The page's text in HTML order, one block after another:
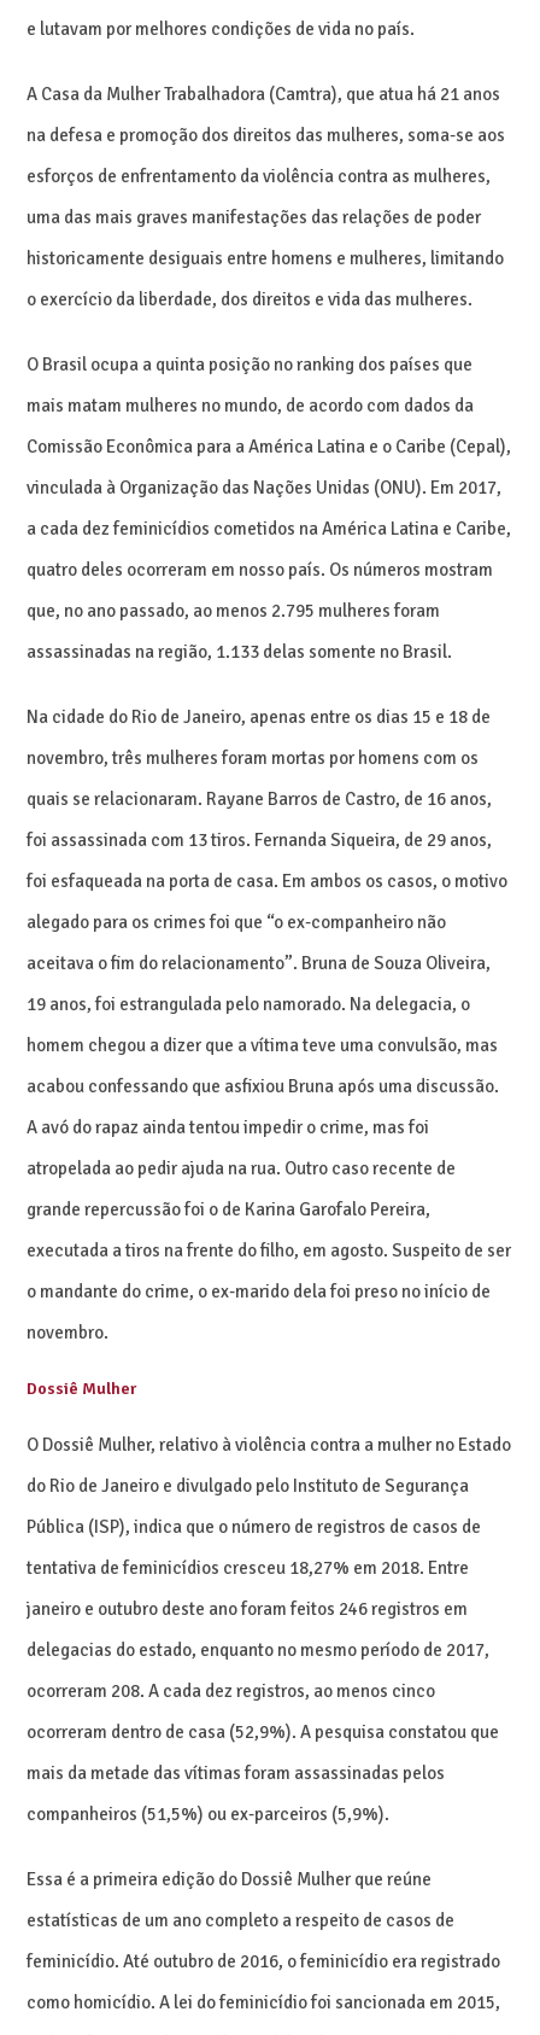
e lutavam por melhores condições de vida no país.
A Casa da Mulher Trabalhadora (Camtra), que atua há 21 anos
na defesa e promoção dos direitos das mulheres, soma-se aos
esforços de enfrentamento da violência contra as mulheres,
uma das mais graves manifestações das relações de poder
historicamente desiguais entre homens e mulheres, limitando
o exercício da liberdade, dos direitos e vida das mulheres.
O Brasil ocupa a quinta posição no ranking dos países que
mais matam mulheres no mundo, de acordo com dados da
Comissão Econômica para a América Latina e o Caribe (Cepal),
vinculada à Organização das Nações Unidas (ONU). Em 2017,
a cada dez feminicídios cometidos na América Latina e Caribe,
quatro deles ocorreram em nosso país. Os números mostram
que, no ano passado, ao menos 2.795 mulheres foram
assassinadas na região, 1.133 delas somente no Brasil.
Na cidade do Rio de Janeiro, apenas entre os dias 15 e 18 de
novembro, três mulheres foram mortas por homens com os
quais se relacionaram. Rayane Barros de Castro, de 16 anos,
foi assassinada com 13 tiros. Fernanda Siqueira, de 29 anos,
foi esfaqueada na porta de casa. Em ambos os casos, o motivo
alegado para os crimes foi que “o ex-companheiro não
aceitava o fim do relacionamento”. Bruna de Souza Oliveira,
19 anos, foi estrangulada pelo namorado. Na delegacia, o
homem chegou a dizer que a vítima teve uma convulsão, mas
acabou confessando que asfixiou Bruna após uma discussão.
A avó do rapaz ainda tentou impedir o crime, mas foi
atropelada ao pedir ajuda na rua. Outro caso recente de
grande repercussão foi o de Karina Garofalo Pereira,
executada a tiros na frente do filho, em agosto. Suspeito de ser
o mandante do crime, o ex-marido dela foi preso no início de
novembro.
Dossiê Mulher
O Dossiê Mulher, relativo à violência contra a mulher no Estado
do Rio de Janeiro e divulgado pelo Instituto de Segurança
Pública (ISP), indica que o número de registros de casos de
tentativa de feminicídios cresceu 18,27% em 2018. Entre
janeiro e outubro deste ano foram feitos 246 registros em
delegacias do estado, enquanto no mesmo período de 2017,
ocorreram 208. A cada dez registros, ao menos cinco
ocorreram dentro de casa (52,9%). A pesquisa constatou que
mais da metade das vítimas foram assassinadas pelos
companheiros (51,5%) ou ex-parceiros (5,9%).
Essa é a primeira edição do Dossiê Mulher que reúne
estatísticas de um ano completo a respeito de casos de
feminicídio. Até outubro de 2016, o feminicídio era registrado
como homicídio. A lei do feminicídio foi sancionada em 2015,